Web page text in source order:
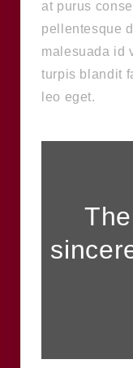
at purus
pellentesque
malesuada id
turpis blandit
leo eget.